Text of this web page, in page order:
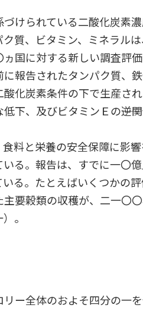
けられている二酸化炭素
ク質、ビタミン、ミネラル
国に対する新しい調査評価
報告されたタンパク質、
酸化炭素条件の下で生産さ
下、及びビタミンＥの――逆
料と栄養の安全保障に影
る。報告は、すでに一〇
る。たとえばいくつかの
主要穀類の収穫が、二一〇
。
ー全体のおよそ四分の一